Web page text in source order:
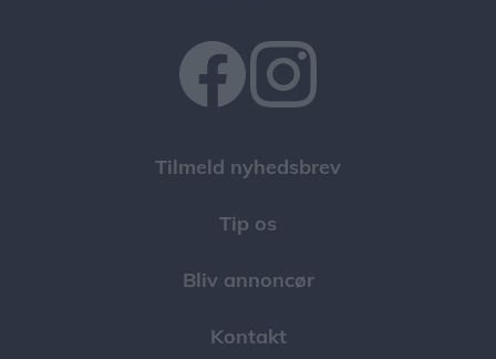
Tilmeld nyhedsbrev
Tip os
Bliv annoncør
Kontakt